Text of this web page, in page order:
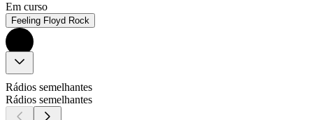
Em curso
Feeling Floyd Rock
Rádios semelhantes
Rádios semelhantes